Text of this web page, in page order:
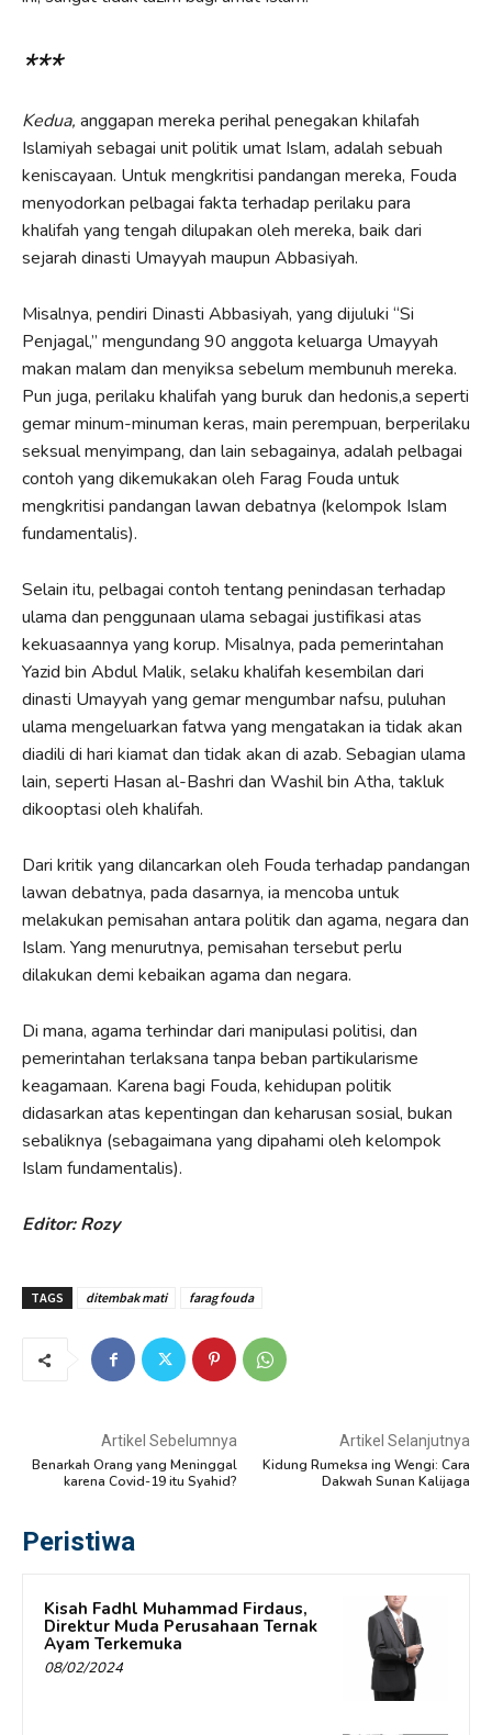
***
Kedua, anggapan mereka perihal penegakan khilafah
Islamiyah sebagai unit politik umat Islam, adalah sebuah
keniscayaan. Untuk mengkritisi pandangan mereka, Fouda
menyodorkan pelbagai fakta terhadap perilaku para
khalifah yang tengah dilupakan oleh mereka, baik dari
sejarah dinasti Umayyah maupun Abbasiyah.
Misalnya, pendiri Dinasti Abbasiyah, yang dijuluki “Si
Penjagal,” mengundang 90 anggota keluarga Umayyah
makan malam dan menyiksa sebelum membunuh mereka.
Pun juga, perilaku khalifah yang buruk dan hedonis,a seperti
gemar minum-minuman keras, main perempuan, berperilaku
seksual menyimpang, dan lain sebagainya, adalah pelbagai
contoh yang dikemukakan oleh Farag Fouda untuk
mengkritisi pandangan lawan debatnya (kelompok Islam
fundamentalis).
Selain itu, pelbagai contoh tentang penindasan terhadap
ulama dan penggunaan ulama sebagai justifikasi atas
kekuasaannya yang korup. Misalnya, pada pemerintahan
Yazid bin Abdul Malik, selaku khalifah kesembilan dari
dinasti Umayyah yang gemar mengumbar nafsu, puluhan
ulama mengeluarkan fatwa yang mengatakan ia tidak akan
diadili di hari kiamat dan tidak akan di azab. Sebagian ulama
lain, seperti Hasan al-Bashri dan Washil bin Atha, takluk
dikooptasi oleh khalifah.
Dari kritik yang dilancarkan oleh Fouda terhadap pandangan
lawan debatnya, pada dasarnya, ia mencoba untuk
melakukan pemisahan antara politik dan agama, negara dan
Islam. Yang menurutnya, pemisahan tersebut perlu
dilakukan demi kebaikan agama dan negara.
Di mana, agama terhindar dari manipulasi politisi, dan
pemerintahan terlaksana tanpa beban partikularisme
keagamaan. Karena bagi Fouda, kehidupan politik
didasarkan atas kepentingan dan keharusan sosial, bukan
sebaliknya (sebagaimana yang dipahami oleh kelompok
Islam fundamentalis).
Editor: Rozy
TAGS ditembak mati farag fouda
Artikel Sebelumnya
Benarkah Orang yang Meninggal
karena Covid-19 itu Syahid?
Artikel Selanjutnya
Kidung Rumeksa ing Wengi: Cara
Dakwah Sunan Kalijaga
Peristiwa
Kisah Fadhl Muhammad Firdaus,
Direktur Muda Perusahaan Ternak
Ayam Terkemuka
08/02/2024